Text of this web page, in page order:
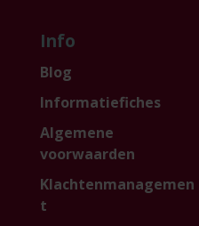
Info
Blog
Informatiefiches
Algemene
voorwaarden
Klachtenmanagemen
t